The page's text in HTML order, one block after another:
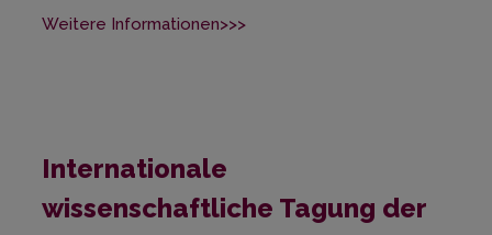
Weitere Informationen>>>
Internationale
wissenschaftliche Tagung der